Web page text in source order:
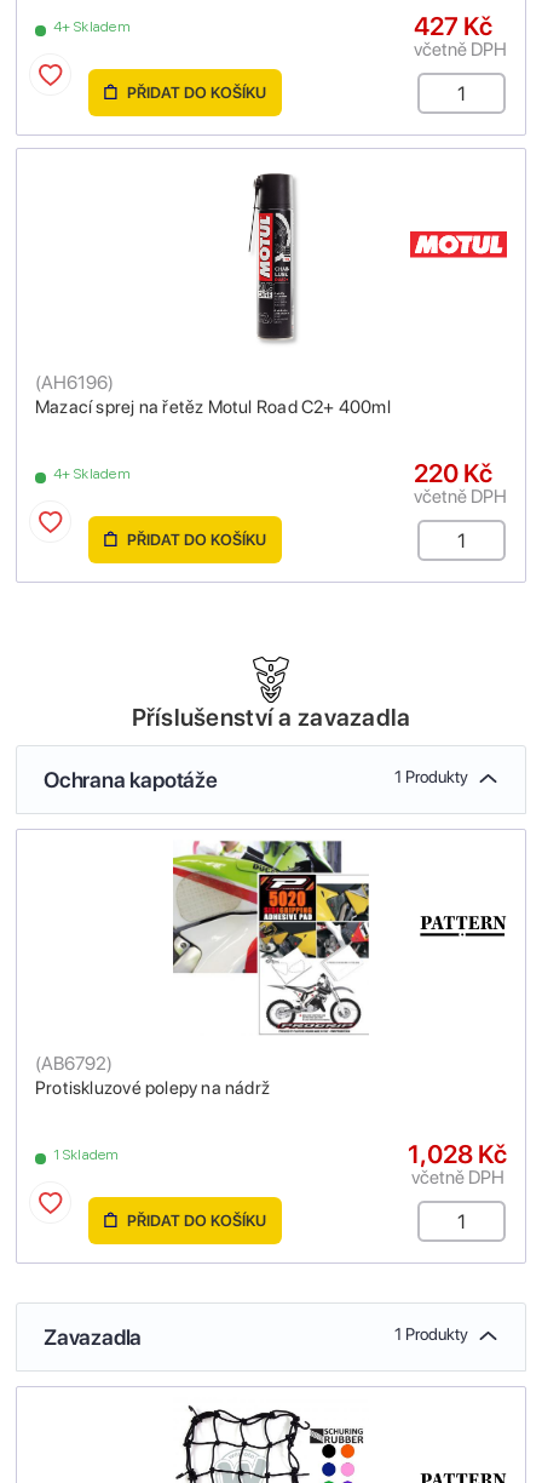
4+ Skladem 427 Kč
včetně DPH
PŘIDAT DO KOŠÍKU
Mazací sprej na řetěz Motul Road C2+ 400ml
(AH6196)
4+ Skladem 220 Kč
včetně DPH
PŘIDAT DO KOŠÍKU
Příslušenství a zavazadla
Ochrana kapotáže 1 Produkty
Protiskluzové polepy na nádrž
(AB6792)
1 Skladem 1,028 Kč
včetně DPH
PŘIDAT DO KOŠÍKU
Zavazadla 1 Produkty